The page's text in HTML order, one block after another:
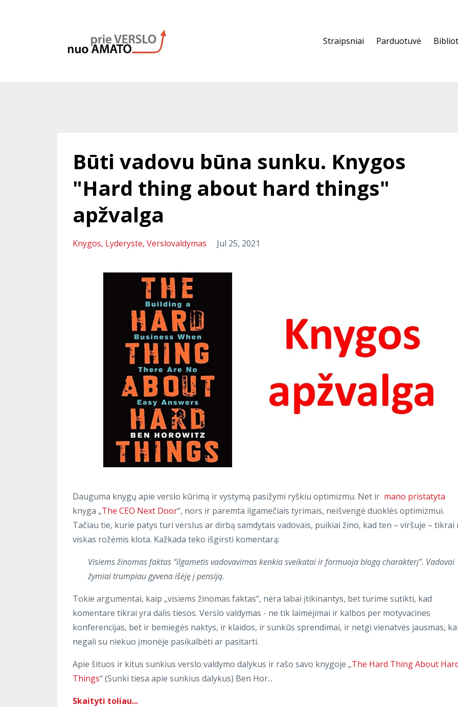
Straipsniai Parduotuvė
Būti vadovu būna sunku. Knygos
"Hard thing about hard things"
apžvalga
Knygos Lyderyste Verslovaldymas Jul 25, 2021
Dauguma knygų apie verslo kūrimą ir vystymą pasižymi ryškiu optimizmu. Net ir mano pristatyta
knyga „The CEO Next Door“, nors ir paremta ilgamečiais tyrimais, neišvengė duoklės optimizmui.
Tačiau tie, kurie patys turi verslus ar dirbą samdytais vadovais, puikiai žino, kad ten – viršuje – tikrai
viskas rožėmis klota. Kažkada teko išgirsti komentarą:
Visiems žinomas faktas “ilgametis vadovavimas kenkia sveikatai ir formuoja blogą charakterį”. Vadovai
žymiai trumpiau gyvena išėję į pensiją.
Tokie argumentai, kaip „visiems žinomas faktas“, nėra labai įtikinantys, bet turime sutikti, kad
komentare tikrai yra dalis tiesos. Verslo valdymas - ne tik laimėjimai ir kalbos per motyvacines
konferencijas, bet ir bemiegės naktys, ir klaidos, ir sunkūs sprendimai, ir netgi vienatvės jausmas,
negali su niekuo įmonėje pasikalbėti ar pasitarti.
Apie šituos ir kitus sunkius verslo valdymo dalykus ir rašo savo knygoje „The Hard Thing About
Things“ (Sunki tiesa apie sunkius dalykus) Ben Hor...
Skaityti toliau...